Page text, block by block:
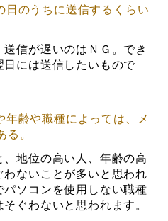
のうちに送信するくらい
信が遅いのはＮＧ。でき
には送信したいもので
齢や職種によっては、メ
。
地位の高い人、年齢の高
ないことが多いと思われ
ソコンを使用しない職種
ぐわないと思われます。